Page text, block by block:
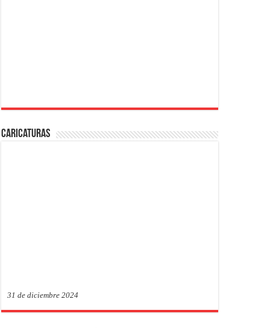
Caricaturas
31 de diciembre 2024